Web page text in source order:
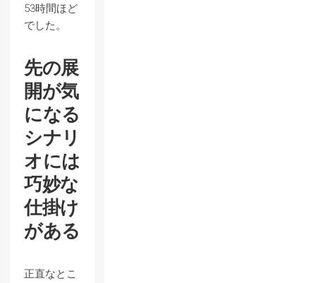
53時間ほど
でした。
先の展
開が気
になる
シナリ
オには
巧妙な
仕掛け
がある
正直なとこ